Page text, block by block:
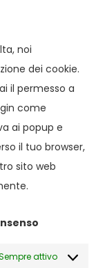
noi
dei cookie.
il permesso a
come
ai popup e
il tuo browser,
sito web
attivo